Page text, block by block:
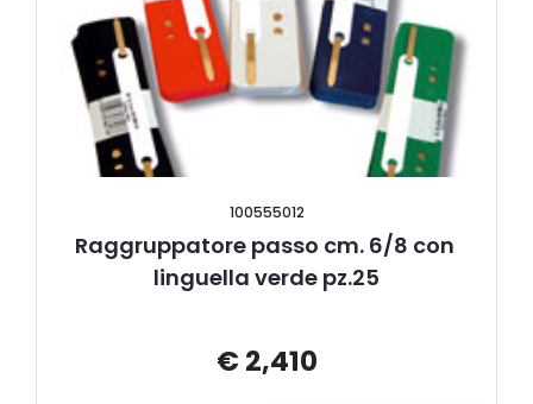
100555012
Raggruppatore passo cm. 6/8 con
linguella verde pz.25
€ 2,410